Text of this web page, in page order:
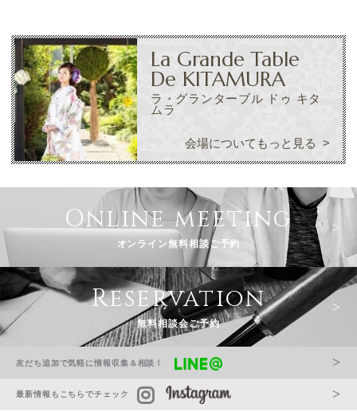
La Grande Table
De KITAMURA
ラ・グランターブル ドゥ キタ
ムラ
会場についてもっと見る
Online meeting
オンライン無料相談ご予約
Reservation
無料相談会ご予約
友だち追加で気軽に情報収集＆相談！
最新情報もこちらでチェック